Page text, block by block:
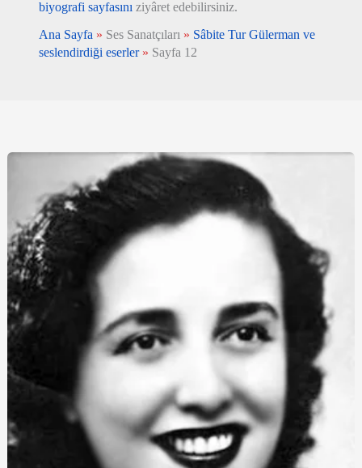
biyografi sayfasını ziyâret edebilirsiniz.
Ana Sayfa » Ses Sanatçıları » Sâbite Tur Gülerman ve
seslendirdiği eserler» Sayfa 12